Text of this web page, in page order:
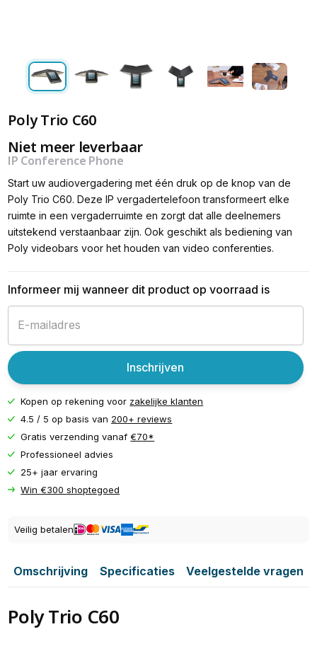
Poly Trio C60
Niet meer leverbaar
IP Conference Phone
Start uw audiovergadering met één druk op de knop van de
Poly Trio C60. Deze IP vergadertelefoon transformeert elke
ruimte in een vergaderruimte en zorgt dat alle deelnemers
uitstekend verstaanbaar zijn. Ook geschikt als bediening van
Poly videobars voor het houden van video conferenties.
Informeer mij wanneer dit product op voorraad is
Inschrijven
Kopen op rekening voor zakelijke klanten
4.5 / 5 op basis van 200+ reviews
Gratis verzending vanaf€70*
Professioneel advies
25+ jaar ervaring
Win €300 shoptegoed
Veilig betalen
Omschrijving Specificaties Veelgestelde vragen
Poly Trio C60